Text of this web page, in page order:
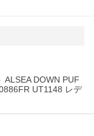
ALSEA DOWN PUF
UT1148 レデ